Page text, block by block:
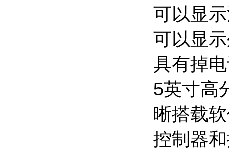
可以显
可以显
具有掉
5英寸高
晰搭载
控制器